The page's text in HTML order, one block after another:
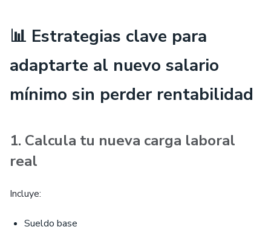
📊 Estrategias clave para
adaptarte al nuevo salario
mínimo sin perder rentabilidad
1. Calcula tu nueva carga laboral
real
Incluye:
Sueldo base